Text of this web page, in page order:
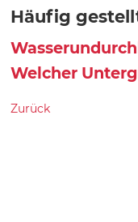
Häufig
Welcher
Zurück